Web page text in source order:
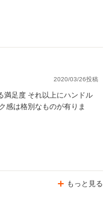
2020/03/26投稿
満足度 それ以上にハンドル
感は格別なものが有りま
もっと見る